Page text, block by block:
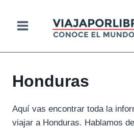
contenido
Honduras
Aquí vas encontrar toda la
viajar a Honduras. Hablamos